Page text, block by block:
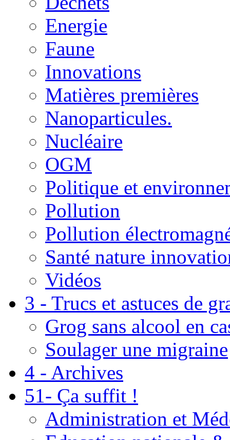
Energie
Faune
Innovations
Matières premières
Nanoparticules.
Nucléaire
OGM
Politique et
Pollution
Pollution
Santé nature
Vidéos
3 - Trucs et astuces de
Grog sans alcool en
Soulager une migraine
4 - Archives
51- Ça suffit !
Administration et